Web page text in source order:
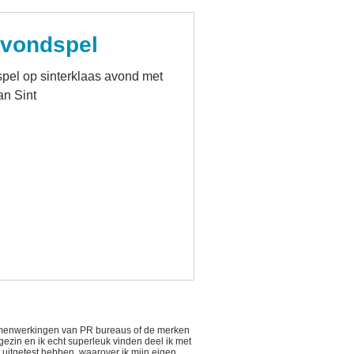
op sinterklaas avond met
Sint
van PR bureaus of de merken
en ik echt superleuk vinden deel ik met